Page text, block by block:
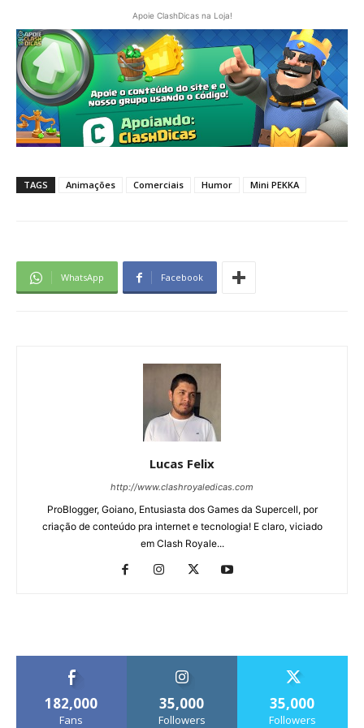
Apoie ClashDicas na Loja!
TAGS Animações Comerciais Humor Mini PEKKA
WhatsApp Facebook
Lucas Felix
http://www.clashroyaledicas.com
ProBlogger, Goiano, Entusiasta dos Games da Supercell, por
criação de conteúdo pra internet e tecnologia! E claro, viciado
em Clash Royale...
182,000
Fans
35,000
Followers
35,000
Followers